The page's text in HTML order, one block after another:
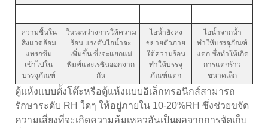
ความชื้นใน
สิ่งแวดล้อม
แทรกซึม
เข้าไปใน
บรรจุภัณฑ์
ในระหว่างการให้ความ
ร้อน แรงดันไอน้ำจะ
เพิ่มขึ้น ซึ่งจะแยกแม่
พิมพ์และเรซินออกจาก
กัน
ไอน้ำยังคง
ขยายตัวภาย
ใต้ความร้อน
ทำให้บรรจุ
ภัณฑ์แตก
ไอน้ำจากน้ำ
ทำให้บรรจุภัณฑ์
แตก ซึ่งทำให้เกิด
การแตกร้าว
ขนาดเล็ก
ตู้แห้งแบบตั้งโต๊ะหรือตู้แห้งแบบอิเล็กทรอนิกส์สามารถ
รักษาระดับ RH ใดๆ ให้อยู่ภายใน 10-20%RH ซึ่งช่วยขจัด
ความเสี่ยงที่จะเกิดความล้มเหลวอันเป็นผลจากการจัดเก็บ